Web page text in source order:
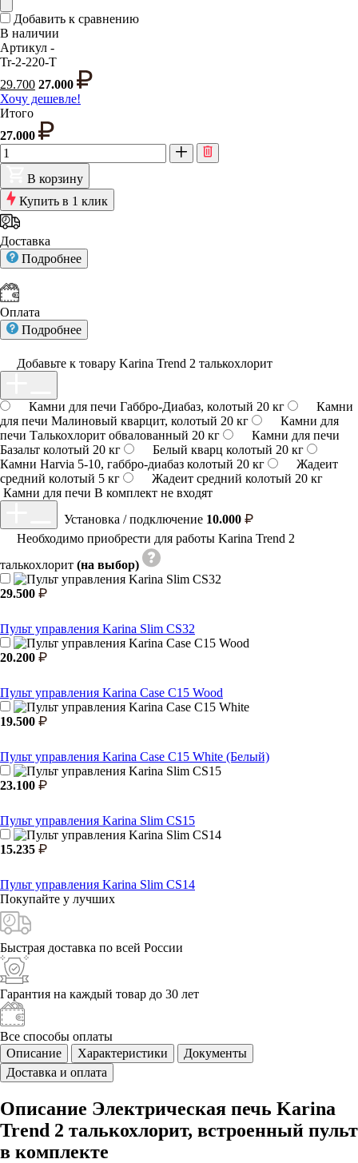
Добавить к сравнению
В наличии
Артикул -
Tr-2-220-T
29.700 27.000
Хочу дешевле!
Итого
27.000
В корзину
Купить в 1 клик
Доставка
Подробнее
Оплата
Подробнее
Добавьте к товару Karina Trend 2 талькохлорит
Камни для печи Габбро-Диабаз, колотый 20 кг
Камни
для печи Малиновый кварцит, колотый 20 кг
Камни для
печи Талькохлорит обвалованный 20 кг
Камни для печи
Базальт колотый 20 кг
Белый кварц колотый 20 кг
Камни Harvia 5-10, габбро-диабаз колотый 20 кг
Жадеит
средний колотый 5 кг
Жадеит средний колотый 20 кг
Камни для печи В комплект не входят
Установка / подключение 10.000
Необходимо приобрести для работы Karina Trend 2
талькохлорит (на выбор)
29.500
Пульт управления Karina Slim CS32
20.200
Пульт управления Karina Case C15 Wood
19.500
Пульт управления Karina Case C15 White (Белый)
23.100
Пульт управления Karina Slim CS15
15.235
Пульт управления Karina Slim CS14
Покупайте у лучших
Быстрая доставка по всей России
Гарантия на каждый товар до 30 лет
Все способы оплаты
Описание
Характеристики
Документы
Доставка и оплата
Описание Электрическая печь Karina
Trend 2 талькохлорит, встроенный пульт
в комплекте